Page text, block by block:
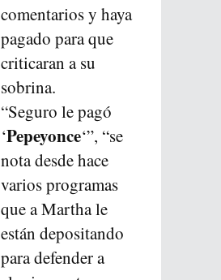
comentarios y haya
pagado para que
criticaran a su
sobrina.
“Seguro le pagó
‘Pepeyonce‘”, “se
nota desde hace
varios programas
que a Martha le
están depositando
para defender a